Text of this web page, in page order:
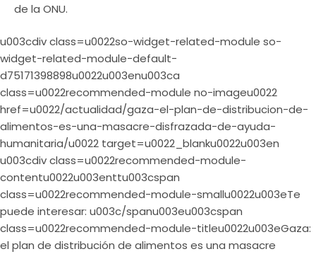
de la ONU.
u003cdiv class=u0022so-widget-related-module so-
widget-related-module-default-
d75171398898u0022u003enu003ca
class=u0022recommended-module no-imageu0022
href=u0022/actualidad/gaza-el-plan-de-distribucion-de-
alimentos-es-una-masacre-disfrazada-de-ayuda-
humanitaria/u0022 target=u0022_blanku0022u003en
u003cdiv class=u0022recommended-module-
contentu0022u003enttu003cspan
class=u0022recommended-module-smallu0022u003eTe
puede interesar: u003c/spanu003eu003cspan
class=u0022recommended-module-titleu0022u003eGaza:
el plan de distribución de alimentos es una masacre